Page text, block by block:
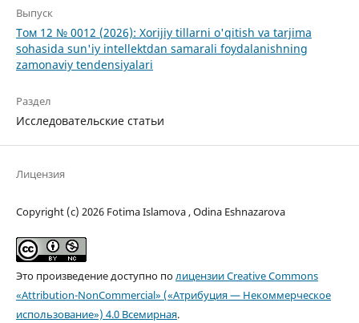
Выпуск
Том 12 № 0012 (2026): Xorijiy tillarni o'qitish va tarjima
sohasida sun'iy intellektdan samarali foydalanishning
zamonaviy tendensiyalari
Раздел
Исследовательские статьи
Лицензия
Copyright (c) 2026 Fotima Islamova , Odina Eshnazarova
Это произведение доступно полицензии Creative Commons
«Attribution-NonCommercial» («Атрибуция — Некоммерческое
использование») 4.0 Всемирная.